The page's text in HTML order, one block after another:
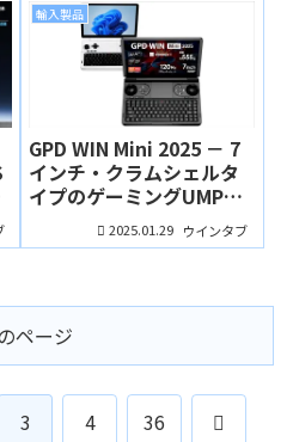
輸入製品
GPD WIN Mini 2025 － 7
インチ・クラムシェルタ
イプのゲーミングUMPC
がRyzen AI 9 HX 370搭載
に
2025.01.29 ウインタブ
ページ
3 4 36 次